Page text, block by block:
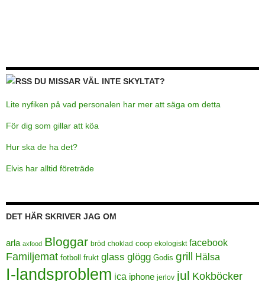
DU MISSAR VÄL INTE SKYLTAT?
Lite nyfiken på vad personalen har mer att säga om detta
För dig som gillar att köa
Hur ska de ha det?
Elvis har alltid företräde
DET HÄR SKRIVER JAG OM
arla axfood Bloggar bröd choklad coop ekologiskt facebook
Familjemat fotboll frukt glass glögg Godis grill Hälsa
I-landsproblem ica iphone jerlov jul Kokböcker